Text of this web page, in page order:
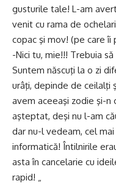
gusturile tale! L-am
venit cu rama de
copac şi mov! (pe care îi
-Nici tu, mie!!! Trebuia
Suntem născuţi la o zi
urâţi, depinde de ceilalţi
avem aceeaşi zodie şi-n
aşteptat, deşi nu l-am
dar nu-l vedeam, cel
informatică! Întilnirile
asta în cancelarie cu
rapid! „